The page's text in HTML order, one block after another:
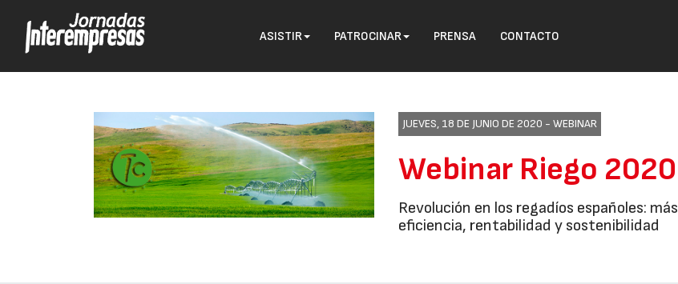
ASISTIR PATROCINAR PRENSA CONTACTO
JUEVES, 18 DE JUNIO DE 2020 - WEBINAR
Webinar Riego 2020
Revolución en los regadíos españoles: más
eficiencia, rentabilidad y sostenibilidad